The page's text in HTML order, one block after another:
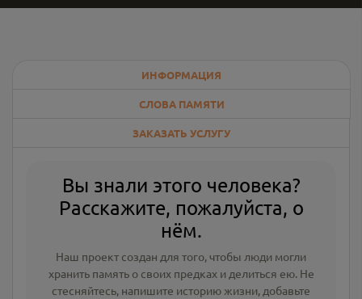
ИНФОРМАЦИЯ
СЛОВА ПАМЯТИ
ЗАКАЗАТЬ УСЛУГУ
Вы знали этого человека?
Расскажите, пожалуйста, о
нём.
Наш проект создан для того, чтобы люди могли
хранить память о своих предках и делиться ею. Не
стесняйтесь, напишите историю жизни, добавьте